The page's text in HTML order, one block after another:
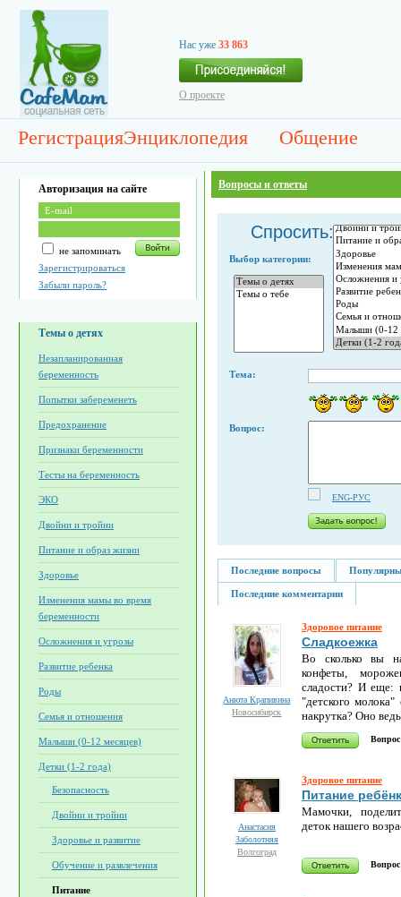
Нас уже 33 863
О проекте
РегистрацияЭнциклопедия Общение
Авторизация на сайте
не запоминать
Зарегистрироваться
Забыли пароль?
Темы о детях
Незапланированная
беременность
Попытки забеременеть
Предохранение
Признаки беременности
Тесты на беременность
ЭКО
Двойни и тройни
Питание и образ жизни
Здоровье
Изменения мамы во время
беременности
Осложнения и угрозы
Развитие ребенка
Роды
Семья и отношения
Малыши (0-12 месяцев)
Детки (1-2 года)
Безопасность
Двойни и тройни
Здоровье и развитие
Обучение и развлечения
Питание
Вопросы и ответы
Спросить:
Выбор категории:
Тема:
Вопрос:
ENG-РУС
Последние вопросы
Последние комментарии
Анюта Крапивина
Новосибирск
Здоровое питание
Сладкоежка
Во сколько вы
конфеты,
сладости? И еще:
"детского
накрутка? Оно
Вопрос
Анастасия
Заболотняя
Волгоград
Здоровое питание
Питание
Мамочки,
деток нашего
Вопрос